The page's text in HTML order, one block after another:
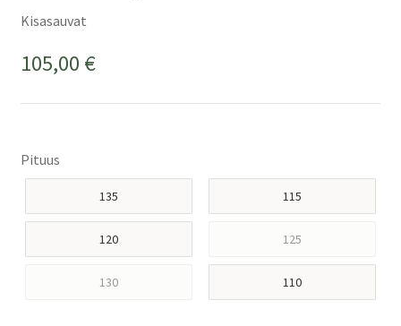
Kisasauvat
105,00 €
Pituus
135 115
120 125
130 110